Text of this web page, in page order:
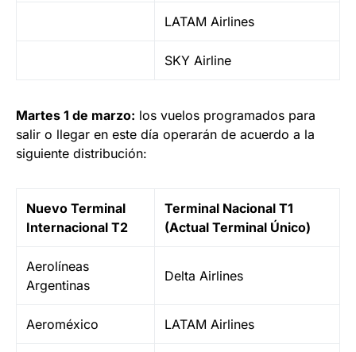
LATAM Airlines
SKY Airline
Martes 1 de marzo: los vuelos programados para
salir o llegar en este día operarán de acuerdo a la
siguiente distribución:
Nuevo Terminal
Internacional T2
Terminal Nacional T1
(Actual Terminal Único)
Aerolíneas
Argentinas
Delta Airlines
Aeroméxico LATAM Airlines